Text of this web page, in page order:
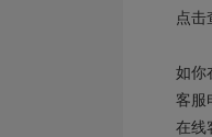
点击
如你在
客服电
在线